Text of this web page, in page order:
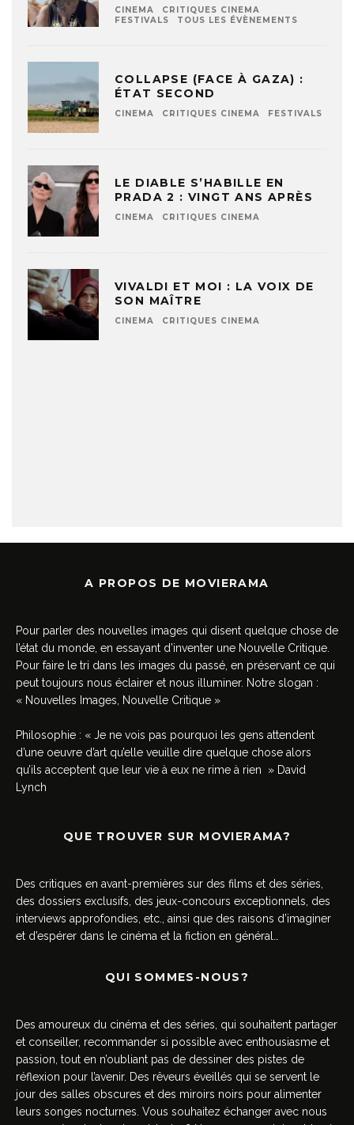
CINEMA
CRITIQUES CINEMA
FESTIVALS
TOUS LES ÉVÈNEMENTS
COLLAPSE (FACE À GAZA) :
ÉTAT SECOND
CINEMA CRITIQUES CINEMA FESTIVALS
LE DIABLE S’HABILLE EN
PRADA 2 : VINGT ANS APRÈS
CINEMA CRITIQUES CINEMA
VIVALDI ET MOI : LA VOIX DE
SON MAÎTRE
CINEMA CRITIQUES CINEMA
A PROPOS DE MOVIERAMA
Pour parler des nouvelles images qui disent quelque chose de
l’état du monde, en essayant d’inventer une Nouvelle Critique.
Pour faire le tri dans les images du passé, en préservant ce qui
peut toujours nous éclairer et nous illuminer. Notre slogan :
« Nouvelles Images, Nouvelle Critique »
Philosophie : « Je ne vois pas pourquoi les gens attendent
d’une oeuvre d’art qu’elle veuille dire quelque chose alors
qu’ils acceptent que leur vie à eux ne rime à rien » David
Lynch
QUE TROUVER SUR MOVIERAMA?
Des critiques en avant-premières sur des films et des séries,
des dossiers exclusifs, des jeux-concours exceptionnels, des
interviews approfondies, etc., ainsi que des raisons d’imaginer
et d’espérer dans le cinéma et la fiction en général…
QUI SOMMES-NOUS?
Des amoureux du cinéma et des séries, qui souhaitent partager
et conseiller, recommander si possible avec enthousiasme et
passion, tout en n’oubliant pas de dessiner des pistes de
réflexion pour l’avenir. Des rêveurs éveillés qui se servent le
jour des salles obscures et des miroirs noirs pour alimenter
leurs songes nocturnes. Vous souhaitez échanger avec nous